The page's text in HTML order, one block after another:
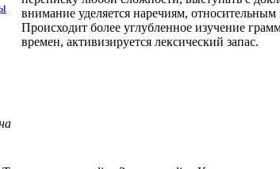
внимание уделяется наречиям,
Происходит более углубленное изучение
времен, активизируется лексический запас.